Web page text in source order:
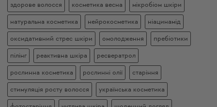
здорове волосся косметика весна мікробіом шкіри
натуральна косметика нейрокосметика ніацинамід
оксидативний стрес шкіри омолодження пребіотики
пілінг реактивна шкіра ресвератрол
рослинна косметика рослинні олії старіння
стимуляція росту волосся українська косметика